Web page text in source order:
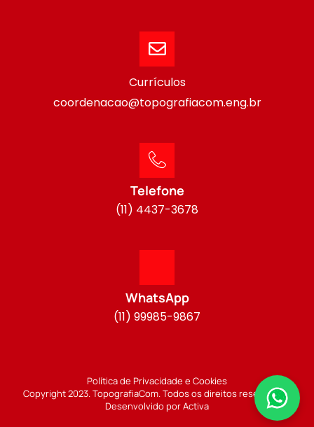
Currículos
coordenacao@topografiacom.eng.br
Telefone
(11) 4437-3678
WhatsApp
(11) 99985-9867
Política de Privacidade e Cookies
Copyright 2023. TopografiaCom. Todos os direitos reservados.
Desenvolvido por Activa